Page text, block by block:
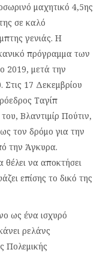
μαχητικό 4,5ης
σε καλό
γενιάς. Η
πρόγραμμα των
2019, μετά την
17 Δεκεμβρίου
Ταγίπ
Βλαντιμίρ Πούτιν,
τον δρόμο για την
την Άγκυρα.
να αποκτήσει
επίσης το δικό της
ως ένα ισχυρό
ρελάνς
Πολεμικής